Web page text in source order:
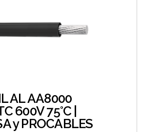
AL AA8000
600V 75°C |
y PROCABLES